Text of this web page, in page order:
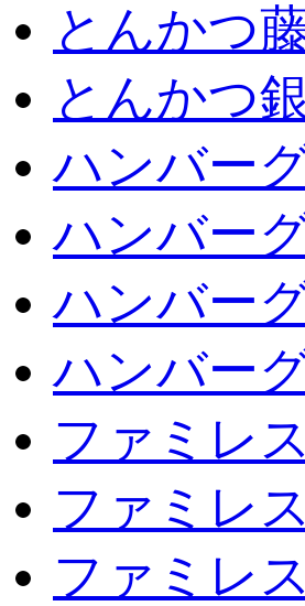
とんかつ
とんかつ
ハンバー
ハンバー
ハンバー
ハンバー
ファミレ
ファミレ
ファミレ